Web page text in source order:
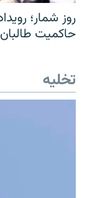
روز شمار؛
حاکمیت طالبان
تخلیه